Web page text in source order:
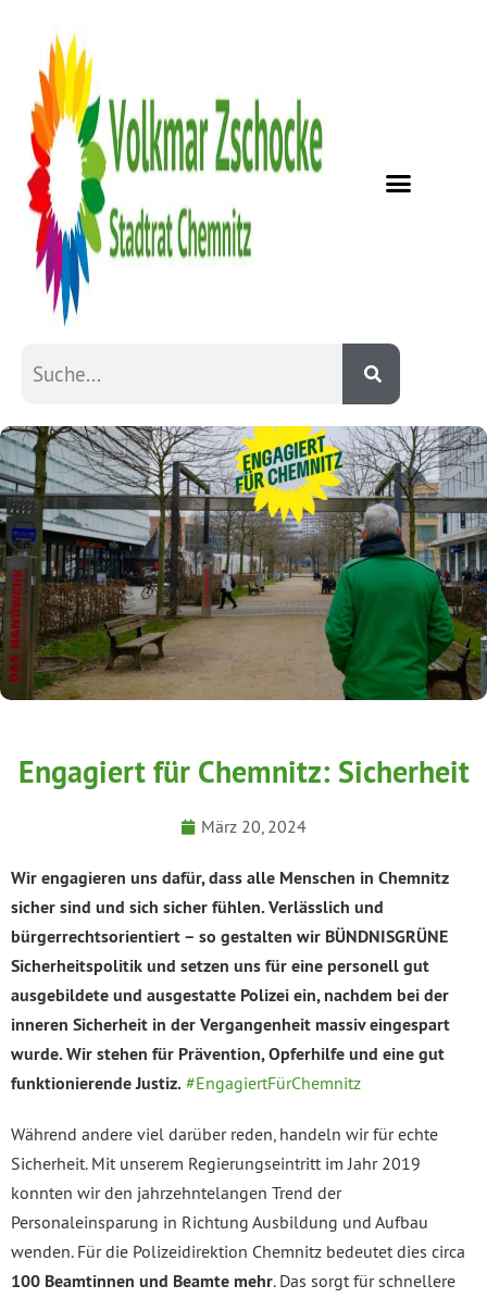
Engagiert für Chemnitz: Sicherheit
März 20, 2024
Wir engagieren uns dafür, dass alle Menschen in Chemnitz
sicher sind und sich sicher fühlen. Verlässlich und
bürgerrechtsorientiert – so gestalten wir BÜNDNISGRÜNE
Sicherheitspolitik und setzen uns für eine personell gut
ausgebildete und ausgestatte Polizei ein, nachdem bei der
inneren Sicherheit in der Vergangenheit massiv eingespart
wurde. Wir stehen für Prävention, Opferhilfe und eine gut
funktionierende Justiz. #EngagiertFürChemnitz
Während andere viel darüber reden, handeln wir für echte
Sicherheit. Mit unserem Regierungseintritt im Jahr 2019
konnten wir den jahrzehntelangen Trend der
Personaleinsparung in Richtung Ausbildung und Aufbau
wenden. Für die Polizeidirektion Chemnitz bedeutet dies circa
100 Beamtinnen und Beamte mehr. Das sorgt für schnellere